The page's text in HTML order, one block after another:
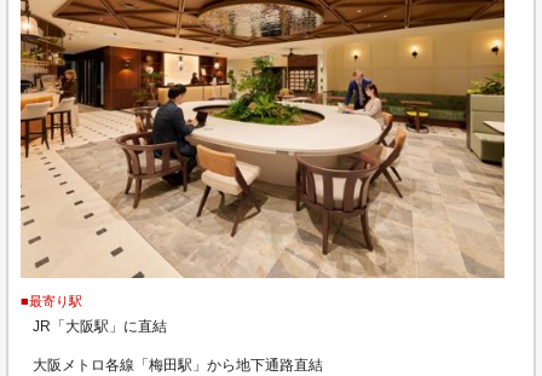
■最寄り駅
JR「大阪駅」に直結
大阪メトロ各線「梅田駅」から地下通路直結